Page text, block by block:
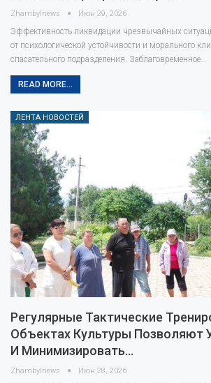
Zhambylnews Июн 29, 2026
Эффективность ликвидации чрезвычайных
от психологической устойчивости и морального
спасательного подразделения. Заблаговременное…
READ MORE...
ЛЕНТА НОВОСТЕЙ
Регулярные Тактические
Объектах Культуры Позволяют
И Минимизировать…
Zhambylnews Июн 28, 2026